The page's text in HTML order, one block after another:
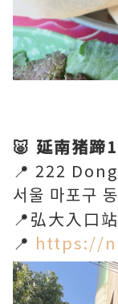
🐷 延南猪蹄
📍 222
서울 마포구
📍弘大入口
📍 https://